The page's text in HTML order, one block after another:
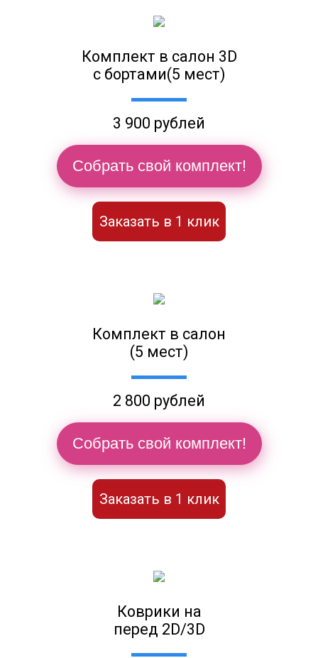
Комплект в салон 3D
с бортами(5 мест)
3 900 рублей
Собрать свой комплект!
Заказать в 1 клик
Комплект в салон
(5 мест)
2 800 рублей
Собрать свой комплект!
Заказать в 1 клик
Коврики на
перед 2D/3D